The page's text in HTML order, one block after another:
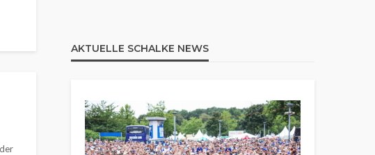
AKTUELLE SCHALKE NEWS